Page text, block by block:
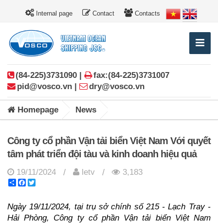
Internal page Contact Contacts
(84-225)3731090 |
fax:(84-225)3731007
pid@vosco.vn |
dry@vosco.vn
Homepage News
Công ty cổ phần Vận tải biển Việt Nam Với quyết
tâm phát triển đội tàu và kinh doanh hiệu quả
19/11/2024 / letv /
3,183
ShareFacebook
Ngày 19/11/2024, tại trụ sở chính số 215 - Lạch Tray -
Hải Phòng, Công ty cổ phần Vận tải biển Việt Nam